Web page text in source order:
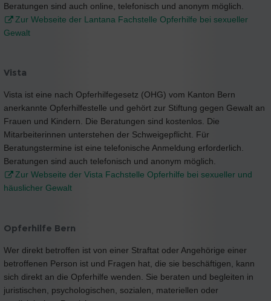
Beratungen sind auch online, telefonisch und anonym möglich.
Zur Webseite der Lantana Fachstelle Opferhilfe bei sexueller
Gewalt
Vista
Vista ist eine nach Opferhilfegesetz (OHG) vom Kanton Bern
anerkannte Opferhilfestelle und gehört zur Stiftung gegen Gewalt an
Frauen und Kindern. Die Beratungen sind kostenlos. Die
Mitarbeiterinnen unterstehen der Schweigepflicht. Für
Beratungstermine ist eine telefonische Anmeldung erforderlich.
Beratungen sind auch telefonisch und anonym möglich.
Zur Webseite der Vista Fachstelle Opferhilfe bei sexueller und
häuslicher Gewalt
Opferhilfe Bern
Wer direkt betroffen ist von einer Straftat oder Angehörige einer
betroffenen Person ist und Fragen hat, die sie beschäftigen, kann
sich direkt an die Opferhilfe wenden. Sie beraten und begleiten in
juristischen, psychologischen, sozialen, materiellen oder